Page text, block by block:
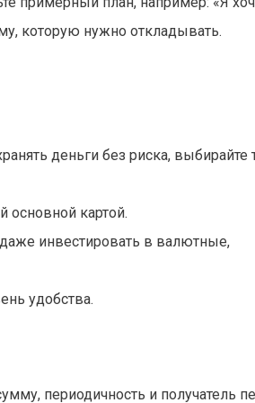
которую нужно откладывать.
деньги без риска, выбирайте
основной картой.
инвестировать в валютные,
удобства.
периодичность и получатель